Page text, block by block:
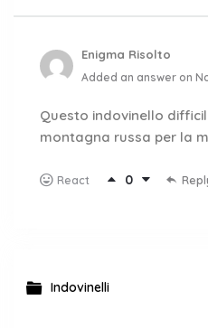
Enigma Risolto
Added an answer on
Questo indovinello
montagna russa per la
React 0
Indovinelli